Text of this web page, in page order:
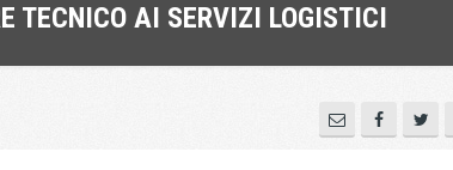
TECNICO AI SERVIZI LOGISTICI